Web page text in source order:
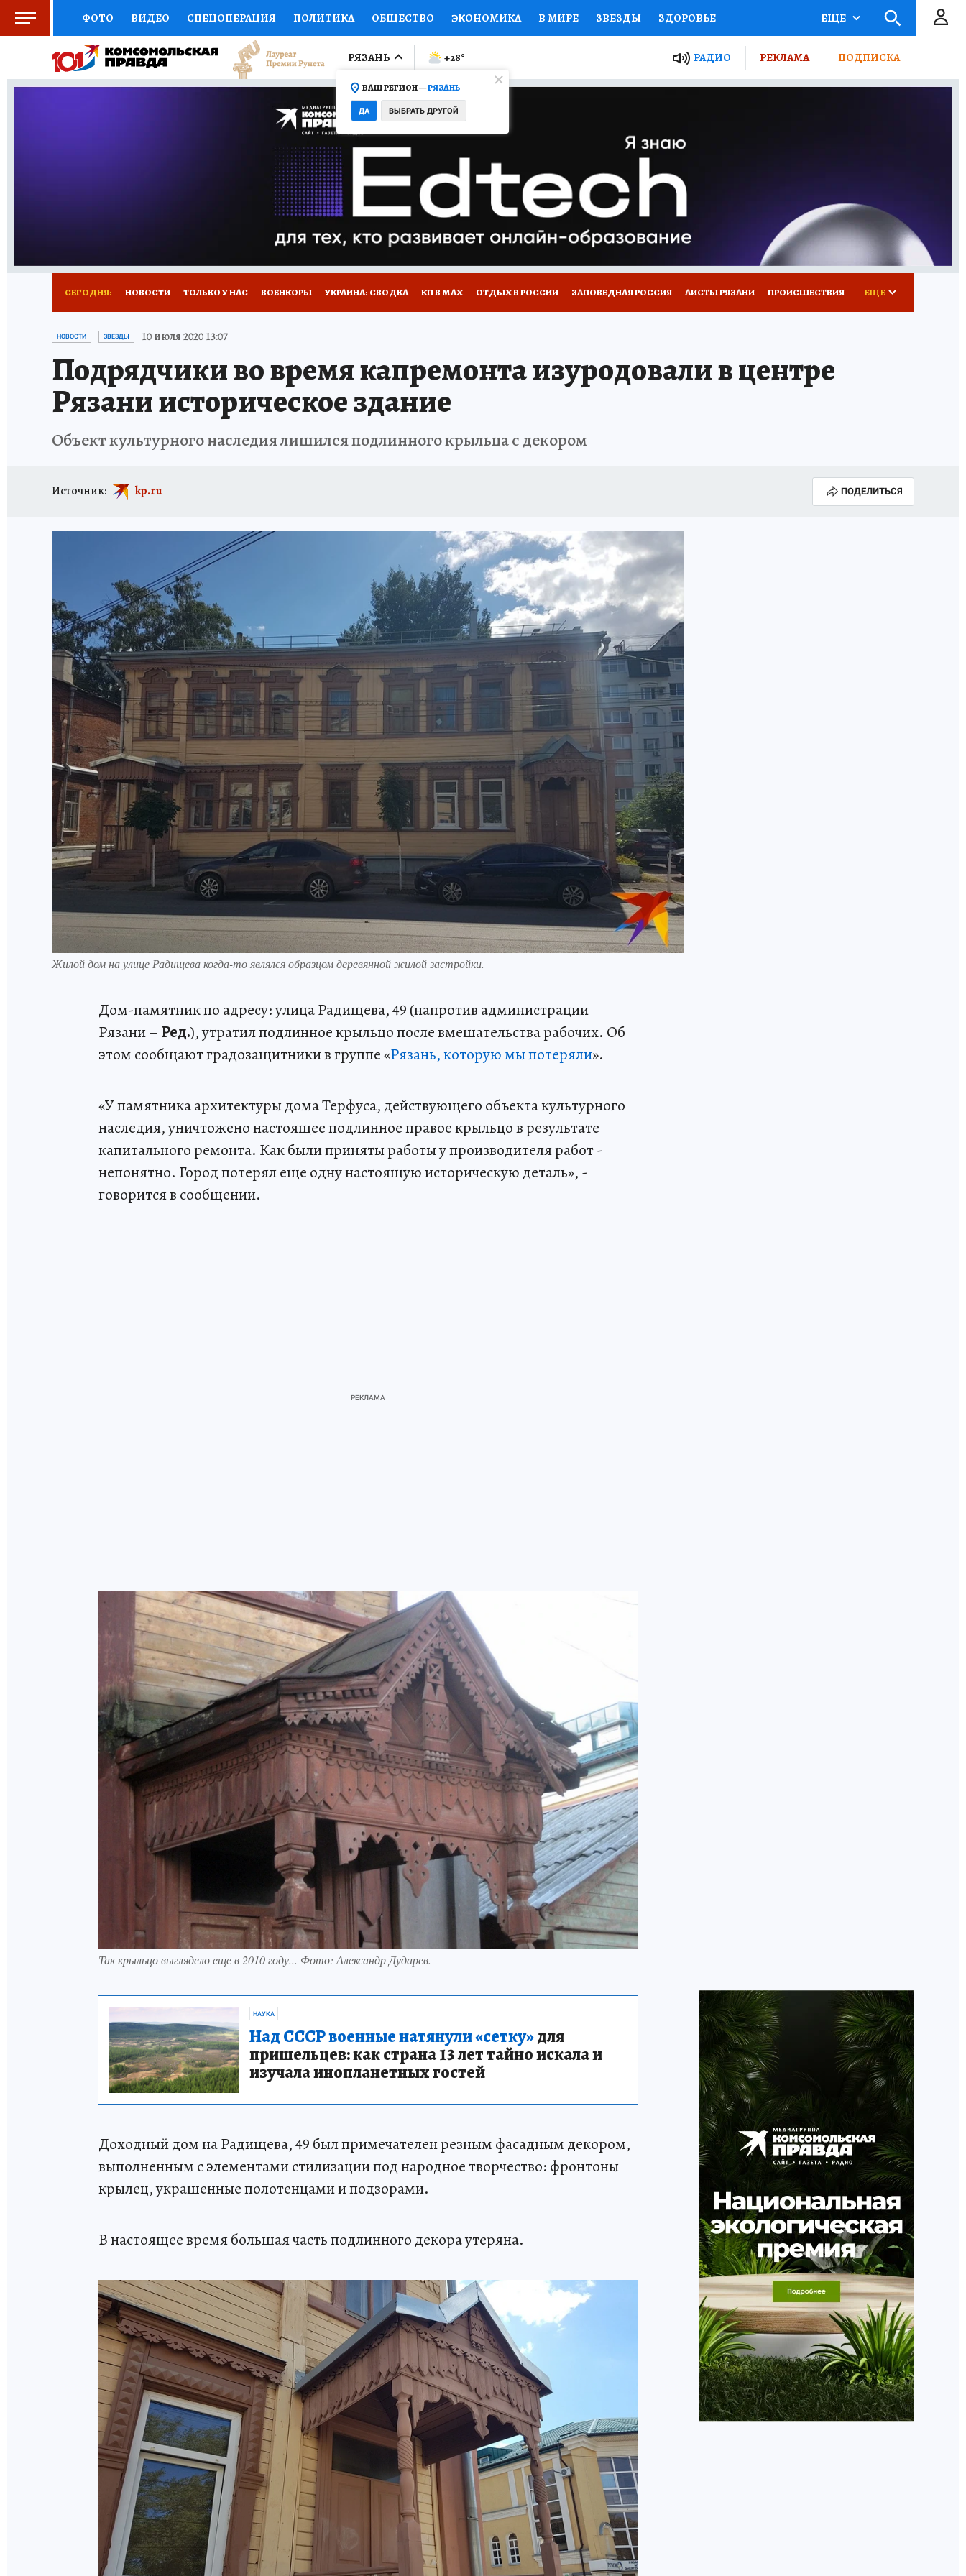
ФОТО ВИДЕО СПЕЦОПЕРАЦИЯ ПОЛИТИКА ОБЩЕСТВО ЭКОНОМИКА В МИРЕ ЗВЕЗДЫ ЗДОРОВЬЕ
СОЦПОДДЕРЖКА НАУКА СПОРТ КОЛУМНИСТЫ ПРОИСШЕСТВИЯ НАЦИОНАЛЬНЫЕ ПРОЕКТЫ РОССИИ
ВЫБОР ЭКСПЕРТОВ ДОКТОР ФИНАНСЫ ОТКРЫВАЕМ МИР Я ЗНАЮ СЕМЬЯ ЖЕНСКИЕ СЕКРЕТЫ ПУТЕВОДИТЕЛЬ
ПРОГНОЗЫ НА СПОРТ ПРОМОКОДЫ СЕРИАЛЫ
ТЕЛЕВИЗОР КОЛЛЕКЦИИ КОНКУРСЫ ГИД ПОТРЕБИТЕЛЯ
НОВОЕ НА САЙТЕ
ЕЩЕ
РЯЗАНЬ
ВАШ РЕГИОН —РЯЗАНЬ
ДА ВЫБРАТЬ ДРУГОЙ
+28° РАДИО РЕКЛАМА ПОДПИСКА
СЕГОДНЯ: НОВОСТИ ТОЛЬКО У НАС ВОЕНКОРЫ УКРАИНА: СВОДКА КП В МАХ ОТДЫХ В РОССИИ ЗАПОВЕДНАЯ РОССИЯ АИСТЫ РЯЗАНИ ПРОИСШЕСТВИЯ
АФИША ИСПЫТАНО НА СЕБЕ
ЕЩЕ
НОВОСТИ ЗВЕЗДЫ 10 июля 2020 13:07
Подрядчики во время капремонта изуродовали в центре
Рязани историческое здание
Объект культурного наследия лишился подлинного крыльца с декором
Источник: kp.ru ПОДЕЛИТЬСЯ
Жилой дом на улице Радищева когда-то являлся образцом деревянной жилой застройки.
Дом-памятник по адресу: улица Радищева, 49 (напротив администрации
Рязани – Ред.), утратил подлинное крыльцо после вмешательства рабочих. Об
этом сообщают градозащитники в группе «Рязань, которую мы потеряли».
«У памятника архитектуры дома Терфуса, действующего объекта культурного
наследия, уничтожено настоящее подлинное правое крыльцо в результате
капитального ремонта. Как были приняты работы у производителя работ -
непонятно. Город потерял еще одну настоящую историческую деталь», -
говорится в сообщении.
Так крыльцо выглядело еще в 2010 году... Фото: Александр Дударев.
НАУКА
Над СССР военные натянули «сетку»для
пришельцев: как страна 13 лет тайно искала и
изучала инопланетных гостей
Доходный дом на Радищева, 49 был примечателен резным фасадным декором,
выполненным с элементами стилизации под народное творчество: фронтоны
крылец, украшенные полотенцами и подзорами.
В настоящее время большая часть подлинного декора утеряна.